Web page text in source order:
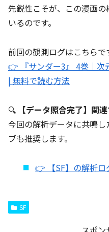
先鋭性こそが、この漫画
いるのです。
前回の観測ログはこちらで
👉 『サンダー3』 4巻｜次
| 無料で読む方法
🔍 【データ照合完了】関
今回の解析データに共鳴
ブも推奨します。
👉 【SF】の解析ロ
SF